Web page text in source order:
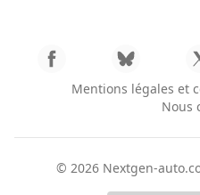
Mentions légales et
Nous
© 2026 Nextgen-